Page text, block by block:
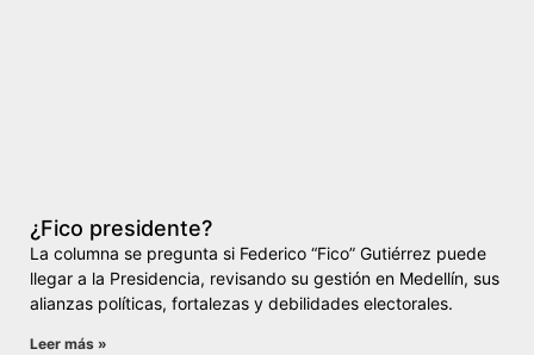
¿Fico presidente?
La columna se pregunta si Federico “Fico” Gutiérrez puede
llegar a la Presidencia, revisando su gestión en Medellín, sus
alianzas políticas, fortalezas y debilidades electorales.
Leer más »